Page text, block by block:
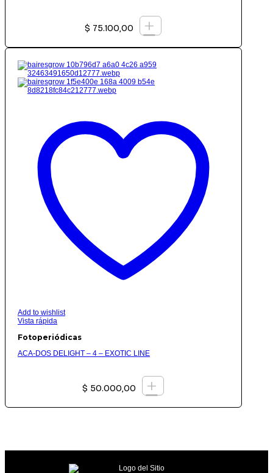
$ 75.100,00 +
Add to wishlist
Vista rápida
Fotoperiódicas
ACA-DOS DELIGHT – 4 – EXOTIC LINE
$ 50.000,00 +